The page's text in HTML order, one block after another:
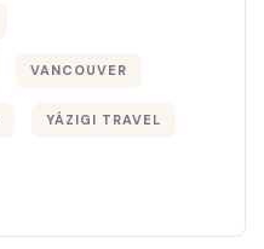
VANCOUVER
YÁZIGI TRAVEL